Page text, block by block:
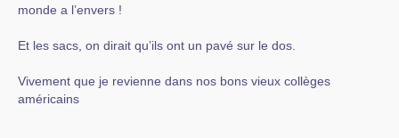
monde a l’envers !
Et les sacs, on dirait qu’ils ont un pavé sur le dos.
Vivement que je revienne dans nos bons vieux collèges
américains